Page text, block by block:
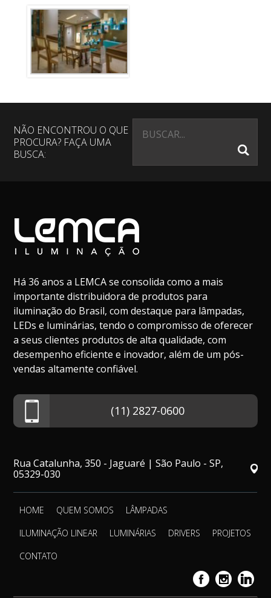
NÃO ENCONTROU O QUE
PROCURA? FAÇA UMA
BUSCA:
Há 36 anos a LEMCA se consolida como a mais
importante distribuidora de produtos para
iluminação do Brasil, com destaque para lâmpadas,
LEDs e luminárias, tendo o compromisso de oferecer
a seus clientes produtos de alta qualidade, com
desempenho eficiente e inovador, além de um pós-
vendas altamente confiável.
(11) 2827-0600
Rua Catalunha, 350 - Jaguaré | São Paulo - SP,
05329-030
HOME QUEM SOMOS
LÂMPADAS
ILUMINAÇÃO LINEAR
LUMINÁRIAS DRIVERS
PROJETOS
CONTATO